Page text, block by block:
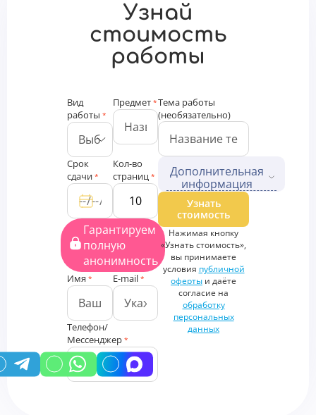
Узнай
стоимость
работы
Вид
работы *
Предмет *
Срок
сдачи *
Кол-во
страниц *
Гарантируем
полную
анонимность
Имя * E-mail *
Телефон/
Мессенджер *
Тема работы
(необязательно)
Дополнительная
информация
Дополнительные файлы
Загрузить
файлы
Дополнительная
информация
Узнать
стоимость
Нажимая кнопку
«Узнать стоимость»,
вы принимаете
условия публичной
оферты и даёте
согласие на
обработку
персональных
данных